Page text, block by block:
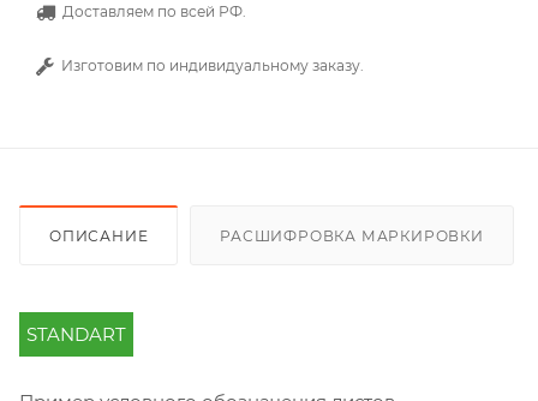
Доставляем по всей РФ.
Изготовим по индивидуальному заказу.
ОПИСАНИЕ РАСШИФРОВКА МАРКИРОВКИ
STANDART